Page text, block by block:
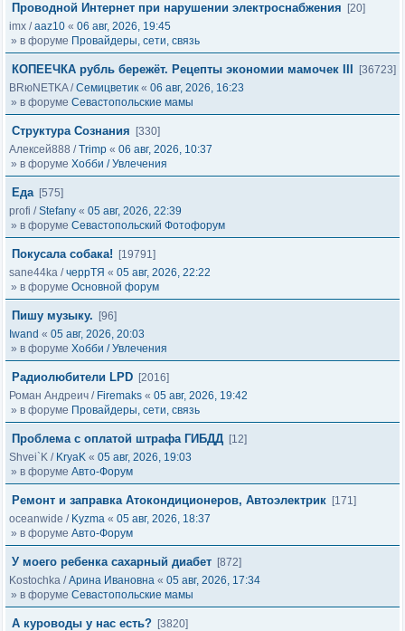
Проводной Интернет при нарушении электроснабжения
[20]
imx /aaz10 « 06 авг, 2026, 19:45
» в форуме Провайдеры, сети, связь
КОПЕЕЧКА рубль бережёт. Рецепты экономии мамочек III
[36723]
BRюNETKA/Семицветик « 06 авг, 2026, 16:23
» в форуме Севастопольские мамы
Структура Сознания
[330]
Алексей888 /Trimp « 06 авг, 2026, 10:37
» в форуме Хобби / Увлечения
Еда [575]
profi /Stefany « 05 авг, 2026, 22:39
» в форуме Севастопольский Фотофорум
Покусала собака!
[19791]
sane44ka /черрТЯ « 05 авг, 2026, 22:22
» в форуме Основной форум
Пишу музыку.
[96]
Iwand « 05 авг, 2026, 20:03
» в форуме Хобби / Увлечения
Радиолюбители LPD [2016]
Роман Андреич / Firemaks « 05 авг, 2026, 19:42
» в форуме Провайдеры, сети, связь
Проблема с оплатой штрафа ГИБДД [12]
Shvei`K / KryaK « 05 авг, 2026, 19:03
» в форуме Авто-Форум
Ремонт и заправка Атокондиционеров, Автоэлектрик [171]
oceanwide / Kyzma « 05 авг, 2026, 18:37
» в форуме Авто-Форум
У моего ребенка сахарный диабет [872]
Kostochka /Арина Ивановна « 05 авг, 2026, 17:34
» в форуме Севастопольские мамы
А куроводы у нас есть? [3820]